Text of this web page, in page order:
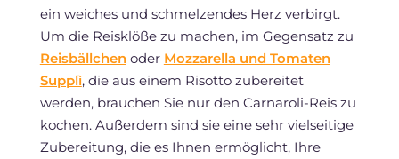
ein weiches und schmelzendes Herz verbirgt.
Um die Reisklöße zu machen, im Gegensatz zu
Reisbällchenoder Mozzarella und Tomaten
Supplì, die aus einem Risotto zubereitet
werden, brauchen Sie nur den Carnaroli-Reis zu
kochen. Außerdem sind sie eine sehr vielseitige
Zubereitung, die es Ihnen ermöglicht, Ihre